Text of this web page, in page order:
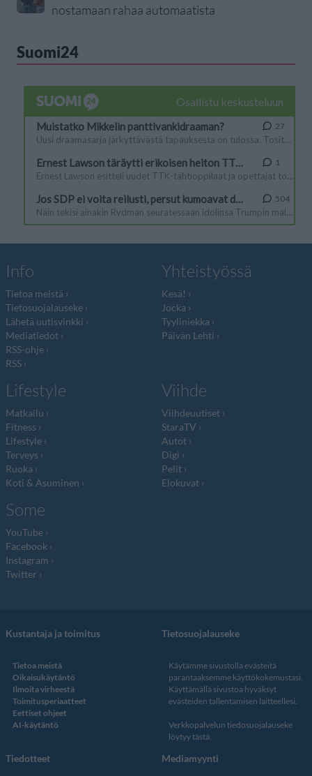
nostamaan rahaa automaatista
Suomi24
Info
Tietoa meistä
Tietosuojalauseke
Lähetä uutisvinkki
Mediatiedot
RSS-ohje
RSS
Yhteistyössä
Kesä!
Jocka
Tyyliniekka
Päivän Lehti
Lifestyle
Matkailu
Fitness
Lifestyle
Terveys
Ruoka
Koti & Asuminen
Viihde
Viihdeuutiset
StaraTV
Autot
Digi
Pelit
Elokuvat
Some
YouTube
Facebook
Instagram
Twitter
Kustantaja ja toimitus
Tietoa meistä
Oikaisukäytäntö
Ilmoita virheestä
Toimitusperiaatteet
Eettiset ohjeet
AI-käytäntö
Tietosuojalauseke
Käytämme sivustolla evästeitä
parantaaksemme käyttökokemustasi.
Käyttämällä sivustoa hyväksyt
evästeiden tallentamisen laitteellesi.
Verkkopalvelun tiedosuojalauseke
löytyy tästä
Tiedotteet Mediamyynti